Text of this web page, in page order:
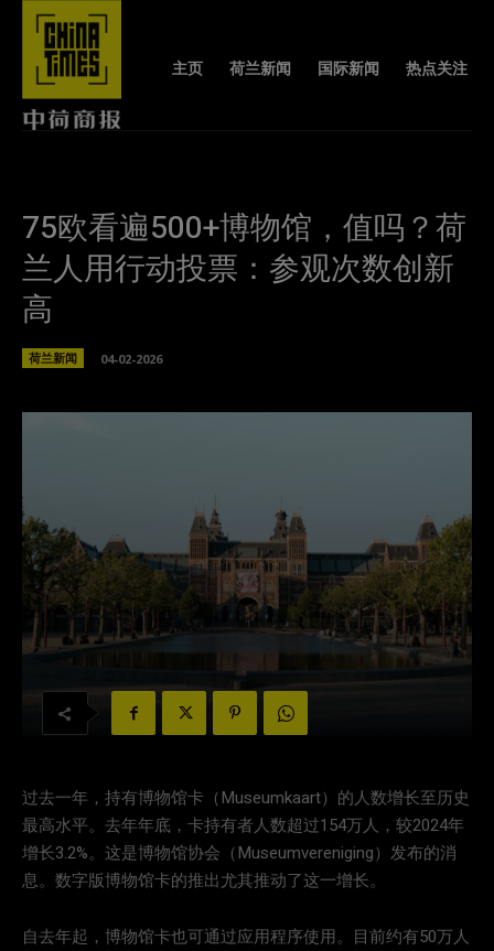
主页 荷兰新闻 国际新闻 热点关注
75欧看遍500+博物馆，值吗？荷
兰人用行动投票：参观次数创新
高
荷兰新闻 04-02-2026
过去一年，持有博物馆卡（Museumkaart）的人数增长至历史
最高水平。去年年底，卡持有者人数超过154万人，较2024年
增长3.2%。这是博物馆协会（Museumvereniging）发布的消
息。数字版博物馆卡的推出尤其推动了这一增长。
自去年起，博物馆卡也可通过应用程序使用。目前约有50万人